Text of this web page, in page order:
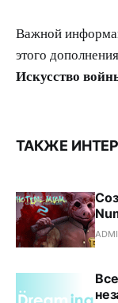
Важной
этого
Искусство
ТАКЖЕ